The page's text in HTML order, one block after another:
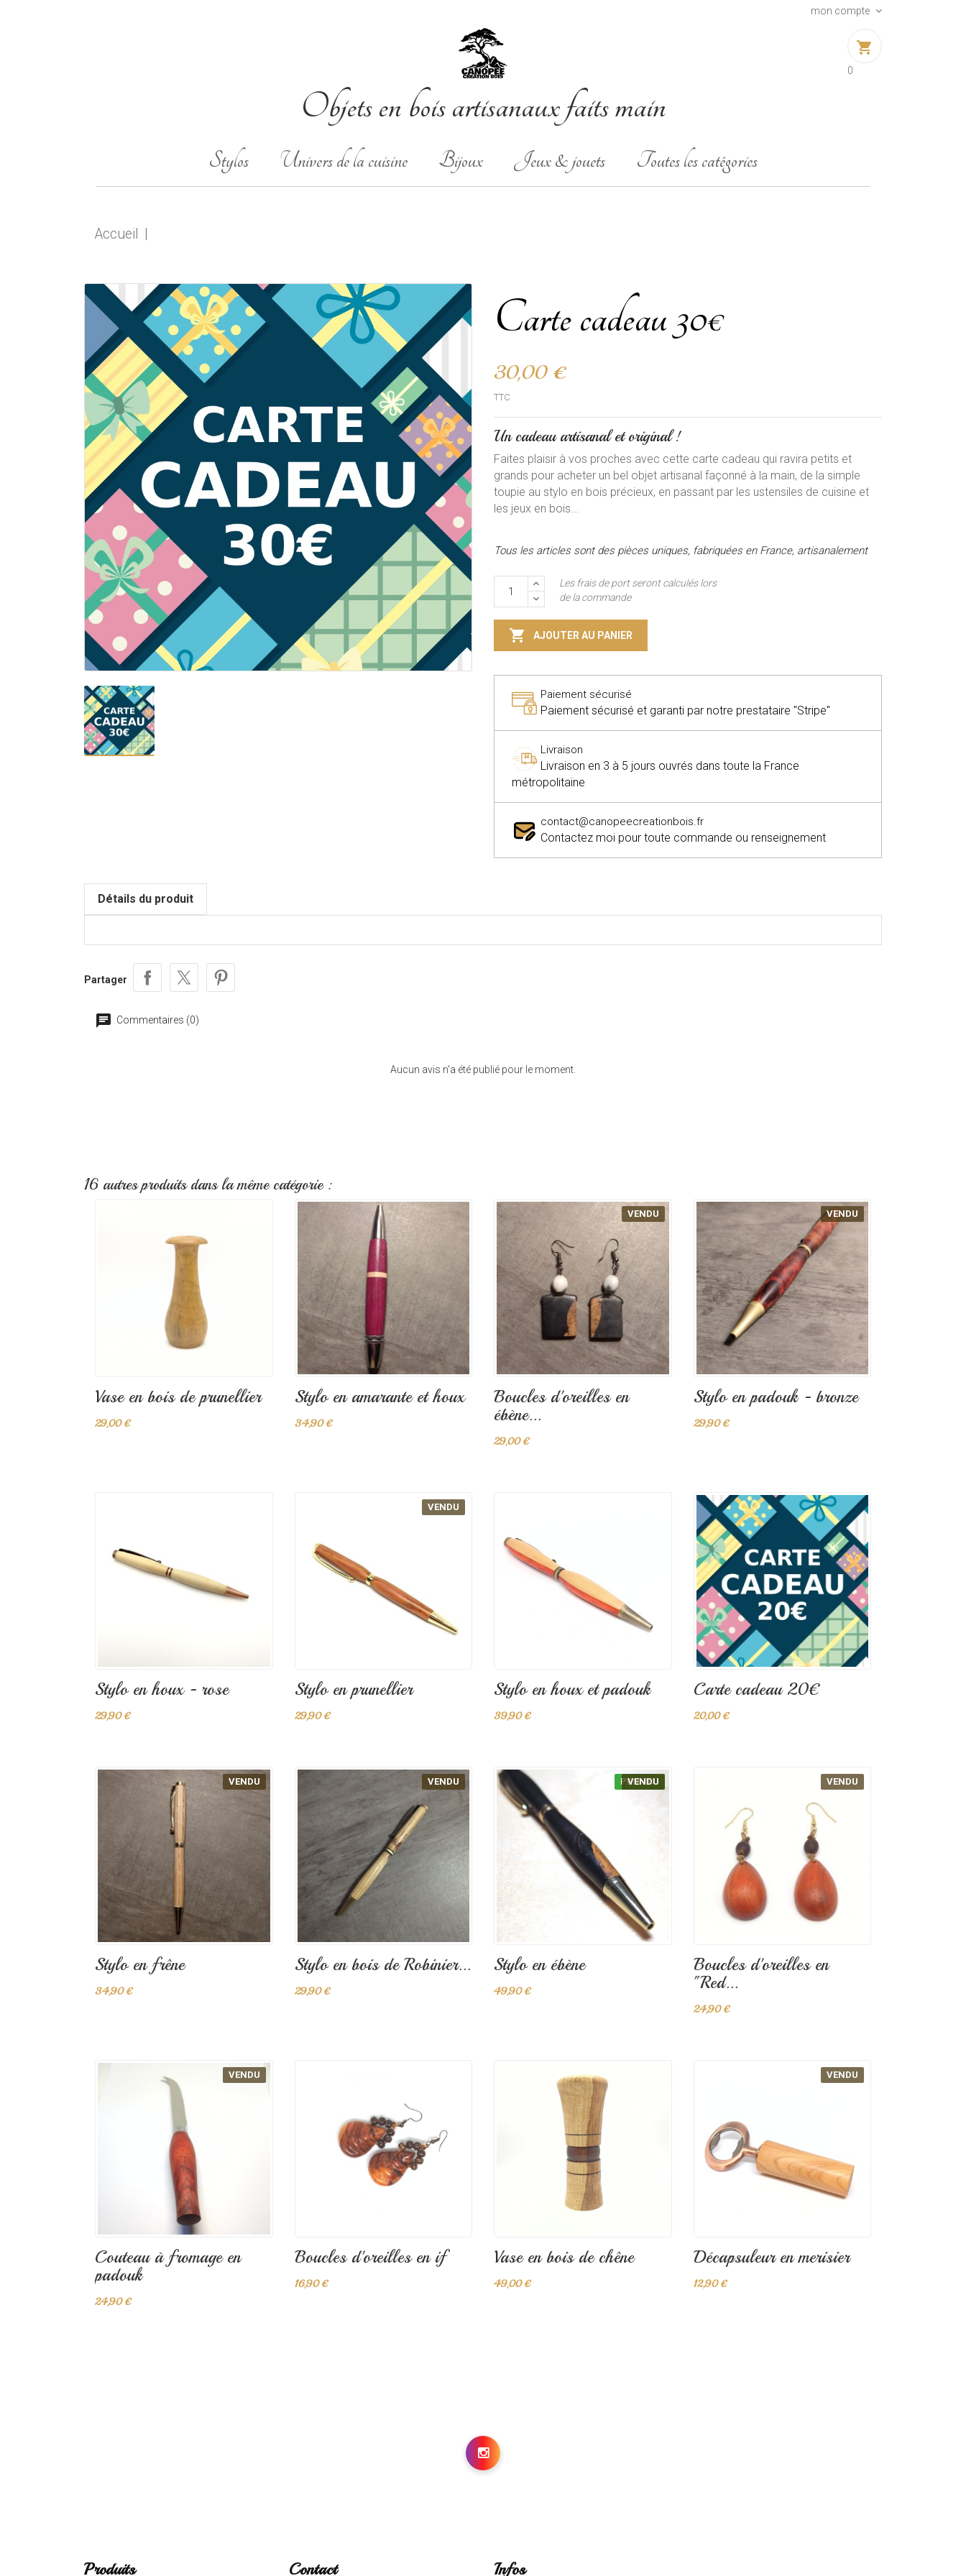
mon compte
shopping_cart
0
Objets en bois artisanaux faits main
Stylos Univers de la cuisine Bijoux Jeux & jouets Toutes les catégories
Accueil
Carte cadeau 30€
30,00 €
TTC
Un cadeau artisanal et original !
Faites plaisir à vos proches avec cette carte cadeau qui ravira petits et
grands pour acheter un bel objet artisanal façonné à la main, de la simple
toupie au stylo en bois précieux, en passant par les ustensiles de cuisine et
les jeux en bois...
Tous les articles sont des pièces uniques, fabriquées en France, artisanalement
Les frais de port seront calculés lors
de la commande
 AJOUTER AU PANIER
Paiement sécurisé
Paiement sécurisé et garanti par notre prestataire "Stripe"
Livraison
Livraison en 3 à 5 jours ouvrés dans toute la France
métropolitaine
contact@canopeecreationbois.fr
Contactez moi pour toute commande ou renseignement
Détails du produit
Partager
Commentaires (0)
Aucun avis n'a été publié pour le moment.
16 autres produits dans la même catégorie :
Vase en bois de prunellier
29,00 €
Stylo en amarante et houx
34,90 €
Boucles d'oreilles en
ébène...
29,00 €
VENDU
Stylo en padouk - bronze
29,90 €
VENDU
Stylo en houx - rose
29,90 €
Stylo en prunellier
29,90 €
VENDU
Stylo en houx et padouk
39,90 €
Carte cadeau 20€
20,00 €
Stylo en frêne
34,90 €
VENDU
Stylo en bois de Robinier...
29,90 €
VENDU
Stylo en ébène
49,90 €
PROMO !
VENDU
Boucles d'oreilles en
"Red...
24,90 €
VENDU
Couteau à fromage en
padouk
24,90 €
VENDU
Boucles d'oreilles en if
16,90 €
Vase en bois de chêne
49,00 €
Décapsuleur en merisier
12,90 €
VENDU
Produits Contact Infos